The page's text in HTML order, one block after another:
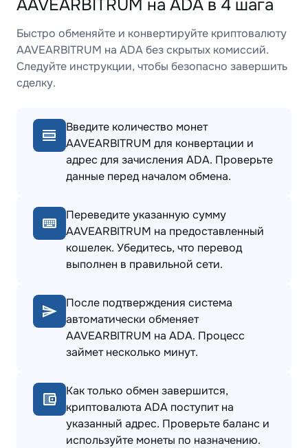
AAVEARBITRUM на ADA в 4 шага
Быстро обменяйте и конвертируйте криптовалюту
AAVEARBITRUM на ADA без скрытых комиссий.
Следуйте инструкции, чтобы безопасно завершить
сделку.
Введите количество монет
AAVEARBITRUM для конвертации и
адрес для зачисления ADA. Проверьте
данные перед началом обмена.
Переведите указанную сумму
AAVEARBITRUM на предоставленный
кошелек. Убедитесь, что перевод
выполнен в правильной сети.
После подтверждения система
автоматически обменяет
AAVEARBITRUM на ADA. Процесс
займет несколько минут.
Как только обмен завершится,
криптовалюта ADA поступит на
указанный адрес. Проверьте баланс и
используйте монеты по назначению.